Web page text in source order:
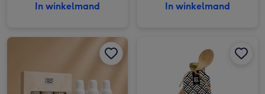
In winkelmand In winkelmand